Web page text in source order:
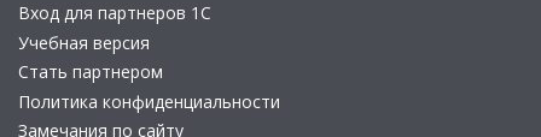
Вход для партнеров 1С
Учебная версия
Стать партнером
Политика конфиденциальности
Замечания по сайту